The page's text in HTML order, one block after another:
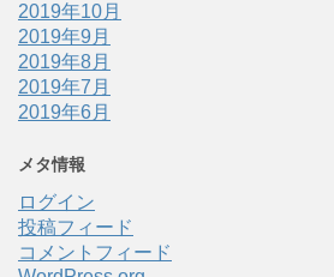
2019年10月
2019年9月
2019年8月
2019年7月
2019年6月
メタ情報
ログイン
投稿フィード
コメントフィード